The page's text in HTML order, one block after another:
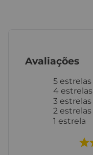
Avaliações
5 estrelas
4 estrelas
3 estrelas
2 estrelas
1 estrela